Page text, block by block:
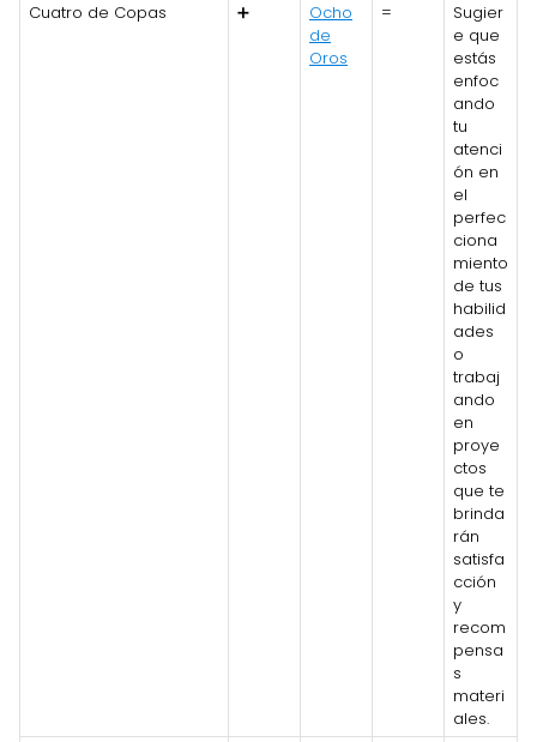
Cuatro de Copas
➕
Ocho
de
Oros
=
Sugier
e que
estás
enfoc
ando
tu
atenci
ón en
el
perfec
ciona
miento
de tus
habilid
ades
o
trabaj
ando
en
proye
ctos
que te
brinda
rán
satisfa
cción
y
recom
pensa
s
materi
ales.